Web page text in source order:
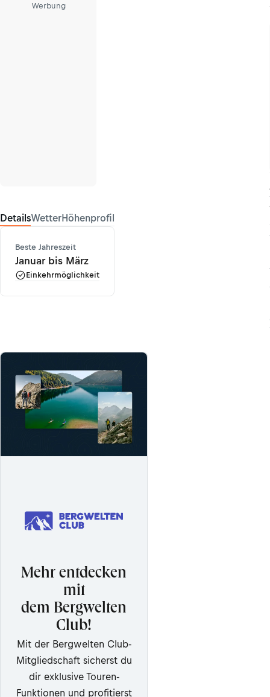
Werbung
DetailsWetterHöhenprofil
Beste Jahreszeit
Januar bis März
Einkehrmöglichkeit
Mehr entdecken
mit
dem Bergwelten
Club!
Mit der Bergwelten Club-
Mitgliedschaft sicherst du
dir exklusive Touren-
Funktionen und profitierst